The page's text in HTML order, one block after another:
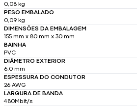
0,08 kg
PESO EMBALADO
0,09 kg
DIMENSÕES DA EMBALAGEM
155 mm x 80 mm x 30 mm
BAINHA
PVC
DIÂMETRO EXTERIOR
6,0 mm
ESPESSURA DO CONDUTOR
26 AWG
LARGURA DE BANDA
480Mbit/s